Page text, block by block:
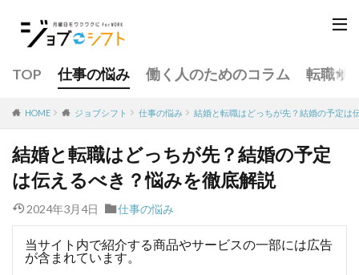
TOP 仕事の悩み 働く人のためのコラム 転職サ
HOME ジョブシフト 仕事の悩み 結婚と転職はどっちが先？結婚の予定は
結婚と転職はどっちが先？結婚の予定
は伝えるべき？悩みを徹底解説
2024年3月4日 仕事の悩み
当サイト内で紹介する商品やサービスの一部には広告
が含まれています。